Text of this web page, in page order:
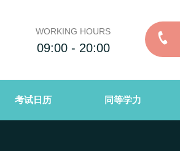
WORKING HOURS
09:00 - 20:00
考试日历 同等学力